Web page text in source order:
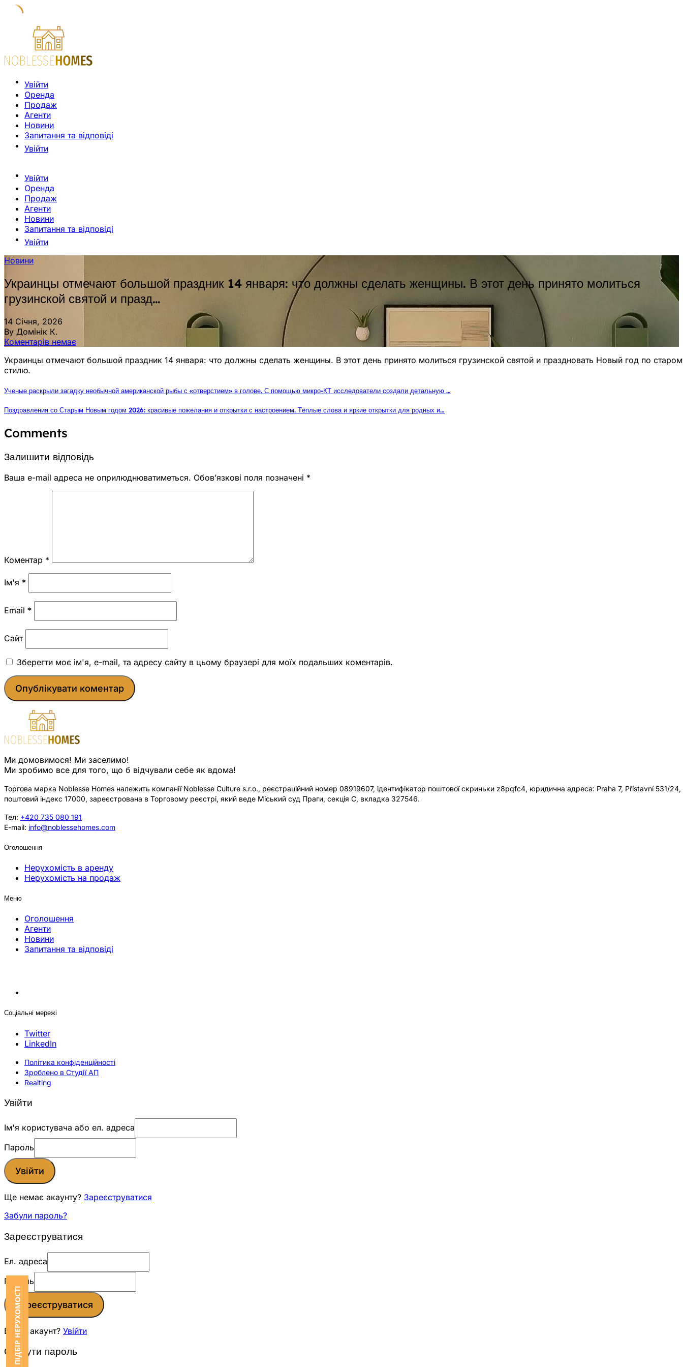
Увійти
Оренда
Продаж
Агенти
Новини
Запитання та відповіді
Увійти
Увійти
Оренда
Продаж
Агенти
Новини
Запитання та відповіді
Увійти
Новини
Украинцы отмечают большой праздник 14 января: что должны сделать женщины. В этот день принято молиться
грузинской святой и празд…
14 Січня, 2026
By Домінік К.
Коментарів немає
Украинцы отмечают большой праздник 14 января: что должны сделать женщины. В этот день принято молиться грузинской святой и праздновать Новый год по
стилю.
Ученые раскрыли загадку необычной американской рыбы с «отверстием» в голове. С помощью микро-КТ исследователи создали детальную …
Поздравления со Старым Новым годом 2026: красивые пожелания и открытки с настроением. Тёплые слова и яркие открытки для родных и…
Comments
Залишити відповідь
Ваша e-mail адреса не оприлюднюватиметься. Обов’язкові поля позначені *
Коментар *
Ім'я *
Email *
Сайт
Зберегти моє ім'я, e-mail, та адресу сайту в цьому браузері для моїх подальших коментарів.
Ми домовимося! Ми заселимо!
Ми зробимо все для того, що б відчували себе як вдома!
Торгова марка Noblesse Homes належить компанії Noblesse Culture s.r.o., реєстраційний номер 08919607, ідентифікатор поштової скриньки z8pqfc4, юридична адреса: Praha 7, Přístavní 531/24,
поштовий індекс 17000, зареєстрована в Торговому реєстрі, який веде Міський суд Праги, секція C, вкладка 327546.
Тел: +420 735 080 191
E-mail: info@noblessehomes.com
Оголошення
Нерухомість в аренду
Нерухомість на продаж
Меню
Оголошення
Агенти
Новини
Запитання та відповіді
Соціальні мережі
Twitter
LinkedIn
Політика конфіденційності
Зроблено в Студії АП
Realting
Увійти
Ім'я користувача або ел. адреса
Пароль
Увійти
Ще немає акаунту? Зареєструватися
Забули пароль?
Зареєструватися
Ел. адреса
Пароль
Зареєструватися
Вже є акаунт? Увійти
Скинути пароль